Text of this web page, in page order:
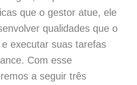
que o gestor atue, ele
qualidades que o
executar suas tarefas
Com esse
a seguir três